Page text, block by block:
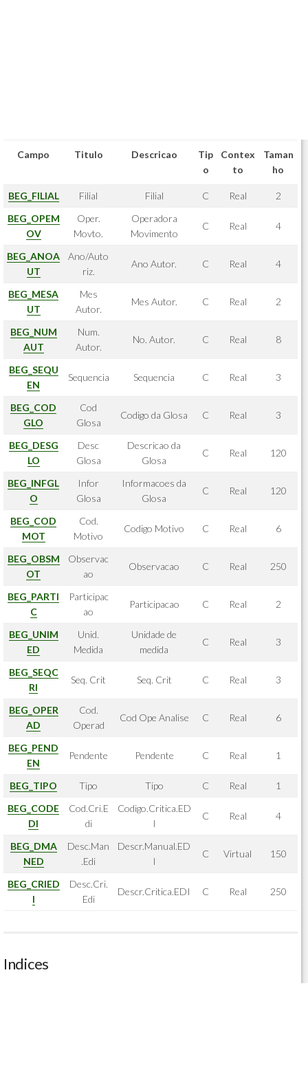
Campo Titulo Descricao
Tip
o
Contex
to
Taman
ho
BEG_FILIAL Filial Filial C Real
2
BEG_OPEM
OV
Oper.
Movto.
Operadora
Movimento
C Real 4
BEG_ANOA
UT
Ano/Auto
riz.
Ano Autor. C Real 4
BEG_MESA
UT
Mes
Autor.
Mes Autor. C Real 2
BEG_NUM
AUT
Num.
Autor.
No. Autor. C Real 8
BEG_SEQU
EN
Sequencia Sequencia C Real 3
BEG_COD
GLO
Cod
Glosa
Codigo da Glosa C Real 3
BEG_DESG
LO
Desc
Glosa
Descricao da
Glosa
C Real 120
BEG_INFGL
O
Infor
Glosa
Informacoes da
Glosa
C Real 120
BEG_COD
MOT
Cod.
Motivo
Codigo Motivo C Real 6
BEG_OBSM
OT
Observac
ao
Observacao C Real 250
BEG_PARTI
C
Participac
ao
Participacao C Real 2
BEG_UNIM
ED
Unid.
Medida
Unidade de
medida
C Real 3
BEG_SEQC
RI
Seq. Crit Seq. Crit C Real 3
BEG_OPER
AD
Cod.
Operad
Cod Ope Analise C Real 6
BEG_PEND
EN
Pendente Pendente C Real 1
BEG_TIPO Tipo Tipo C Real
1
BEG_CODE
DI
Cod.Cri.E
di
Codigo.Critica.ED
I
C Real 4
BEG_DMA
NED
Desc.Man
.Edi
Descr.Manual.ED
I
C Virtual 150
BEG_CRIED
I
Desc.Cri.
Edi
Descr.Critica.EDI C Real 250
Indices